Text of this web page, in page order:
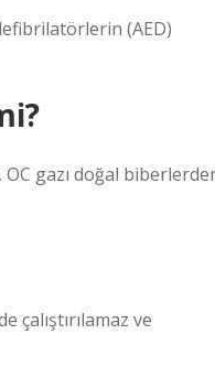
(AED)
gazı doğal
ve